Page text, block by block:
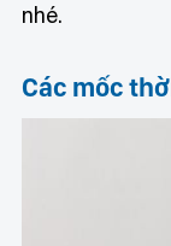
nhé.
Các mốc